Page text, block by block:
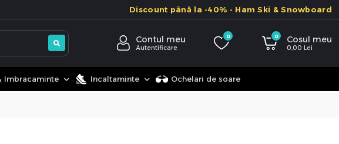
Discount până la -40% - Ham Ski & Snowboard
Contul meu
Autentificare
0 0 Cosul meu
0,00 Lei
Imbracaminte Incaltaminte Ochelari de soare